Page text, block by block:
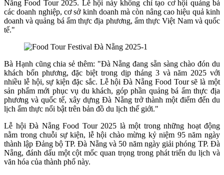
Nẵng Food Tour 2025. Lễ hội này không chỉ tạo cơ hội quảng bá
các doanh nghiệp, cơ sở kinh doanh mà còn nâng cao hiệu quả kinh
doanh và quảng bá ẩm thực địa phương, ẩm thực Việt Nam và quốc
tế."
Bà Hạnh cũng chia sẻ thêm: "Đà Nẵng đang sẵn sàng chào đón du
khách bốn phương, đặc biệt trong dịp tháng 3 và năm 2025 với
nhiều lễ hội, sự kiện đặc sắc. Lễ hội Đà Nẵng Food Tour sẽ là một
sản phẩm mới phục vụ du khách, góp phần quảng bá ẩm thực địa
phương và quốc tế, xây dựng Đà Nẵng trở thành một điểm đến du
lịch ẩm thực nổi bật trên bản đồ du lịch thế giới."
Lễ hội Đà Nẵng Food Tour 2025 là một trong những hoạt động
nằm trong chuỗi sự kiện, lễ hội chào mừng kỷ niệm 95 năm ngày
thành lập Đảng bộ TP. Đà Nẵng và 50 năm ngày giải phóng TP. Đà
Nẵng, đánh dấu một cột mốc quan trọng trong phát triển du lịch và
văn hóa của thành phố này.